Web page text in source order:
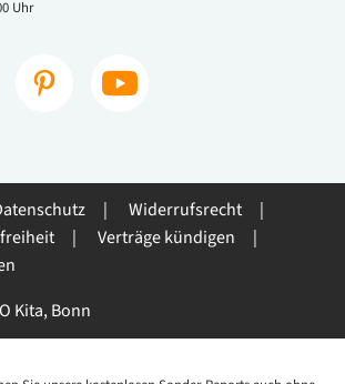
Uhr
Widerrufsrecht
Verträge kündigen
Kita, Bonn